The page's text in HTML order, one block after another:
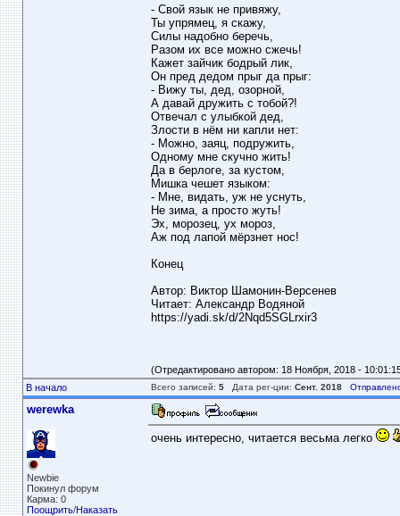
- Свой язык не привяжу,
Ты упрямец, я скажу,
Силы надобно беречь,
Разом их все можно сжечь!
Кажет зайчик бодрый лик,
Он пред дедом прыг да прыг:
- Вижу ты, дед, озорной,
А давай дружить с тобой?!
Отвечал с улыбкой дед,
Злости в нём ни капли нет:
- Можно, заяц, подружить,
Одному мне скучно жить!
Да в берлоге, за кустом,
Мишка чешет языком:
- Мне, видать, уж не уснуть,
Не зима, а просто жуть!
Эх, морозец, ух мороз,
Аж под лапой мёрзнет нос!
Конец
Автор: Виктор Шамонин-Версенев
Читает: Александр Водяной
https://yadi.sk/d/2Nqd5SGLrxir3
(Отредактировано автором: 18 Ноября, 2018 -
В начало
Всего записей: 5Дата рег-ции: Сент. 2018
werewka
Newbie
Покинул форум
Карма: 0
Поощрить/Наказать
очень интересно, читается весьма легко